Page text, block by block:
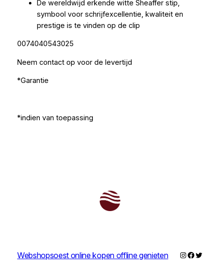
De wereldwijd erkende witte Sheaffer stip,
symbool voor schrijfexcellentie, kwaliteit en
prestige is te vinden op de clip
0074040543025
Neem contact op voor de levertijd
*Garantie
*indien van toepassing
Webshopsoest online kopen offline genieten Instagram
Twitter